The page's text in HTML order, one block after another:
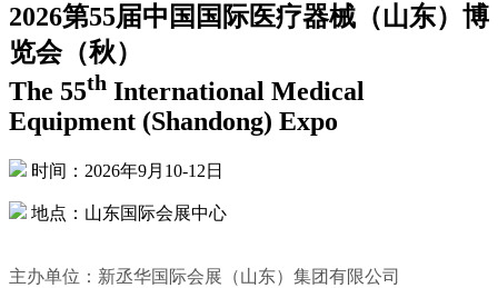
2026第55届中国国际医疗器械（山东）博
览会（秋）
The 55th International Medical
Equipment (Shandong) Expo
时间：2026年9月10-12日
地点：山东国际会展中心
主办单位：新丞华国际会展（山东）集团有限公司